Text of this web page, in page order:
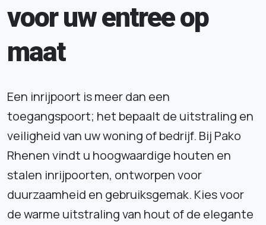
voor uw entree op
maat
Een inrijpoort is meer dan een
toegangspoort; het bepaalt de uitstraling en
veiligheid van uw woning of bedrijf. Bij Pako
Rhenen vindt u hoogwaardige houten en
stalen inrijpoorten, ontworpen voor
duurzaamheid en gebruiksgemak. Kies voor
de warme uitstraling van hout of de elegante